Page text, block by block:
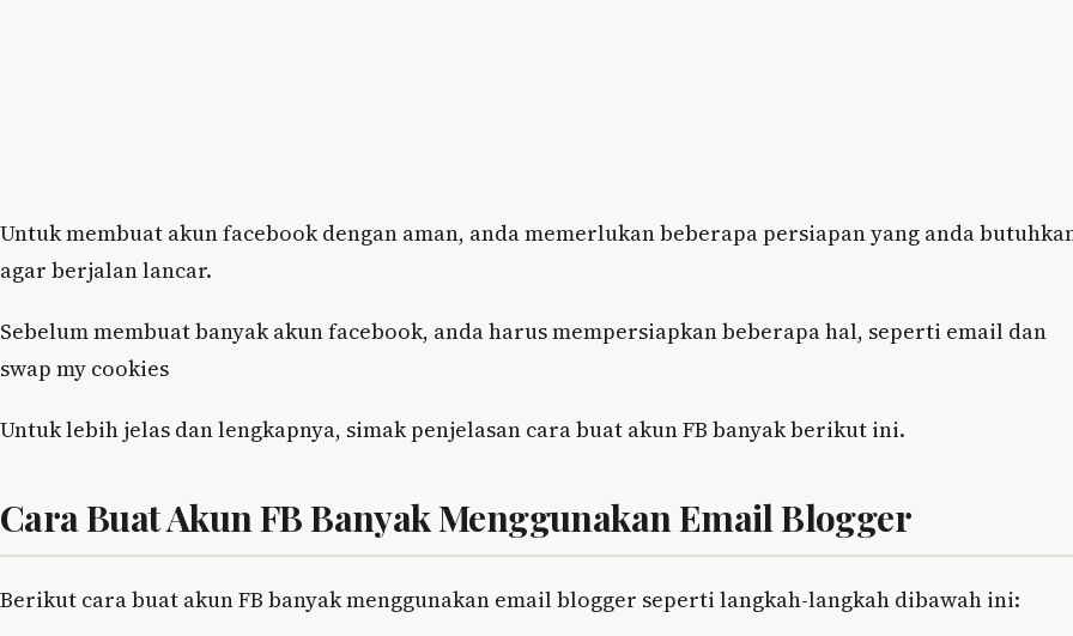
Untuk membuat akun facebook dengan aman, anda memerlukan beberapa persiapan yang anda
agar berjalan lancar.
Sebelum membuat banyak akun facebook, anda harus mempersiapkan beberapa hal, seperti email dan
swap my cookies
Untuk lebih jelas dan lengkapnya, simak penjelasan cara buat akun FB banyak berikut ini.
Cara Buat Akun FB Banyak Menggunakan Email Blogger
Berikut cara buat akun FB banyak menggunakan email blogger seperti langkah-langkah dibawah ini: